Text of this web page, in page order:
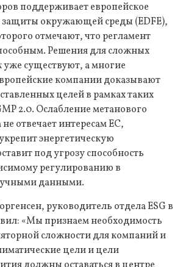
поддерживает европейское
окружающей среды (EDFE),
отмечают, что регламент
Решения для сложных
уже существуют, а многие
компании доказывают
целей в рамках таких
2.0. Ослабление метанового
не отвечает интересам ЕС,
энергетическую
под угрозу способность
регулированию в
данными.
руководитель отдела ESG в
«Мы признаем необходимость
сложности для компаний и
цели и цели